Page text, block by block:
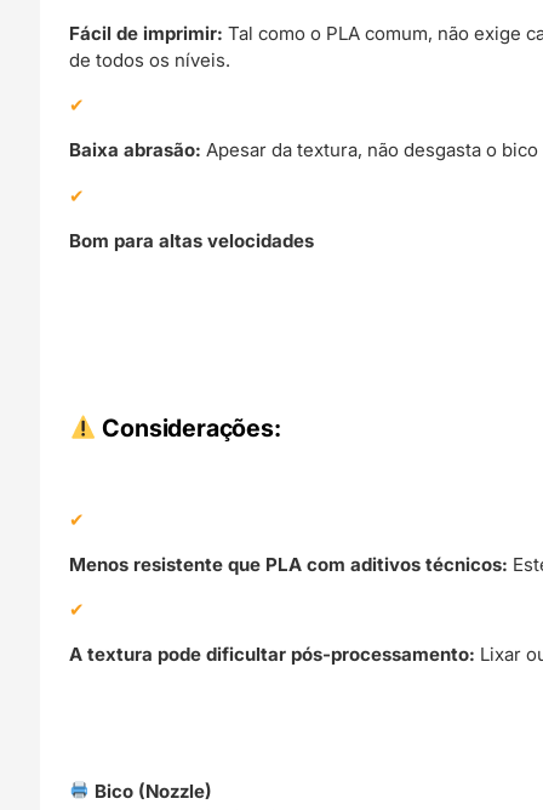
Fácil de imprimir: Tal como o PLA comum, não exige
de todos os níveis.
Baixa abrasão: Apesar da textura, não desgasta o
Bom para altas velocidades
Considerações:
Menos resistente que PLA com aditivos técnicos:
A textura pode dificultar pós-processamento: Lixar
Bico (Nozzle)